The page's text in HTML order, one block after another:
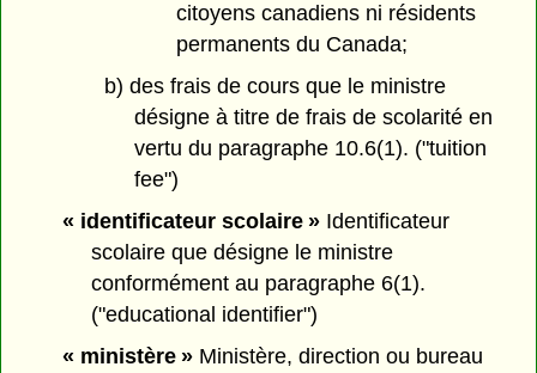
citoyens canadiens ni résidents
permanents du Canada;
b) des frais de cours que le ministre
désigne à titre de frais de scolarité en
vertu du paragraphe 10.6(1). ("tuition
fee")
« identificateur scolaire »Identificateur
scolaire que désigne le ministre
conformément au paragraphe 6(1).
("educational identifier")
« ministère »Ministère, direction ou bureau